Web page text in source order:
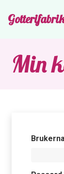
Min